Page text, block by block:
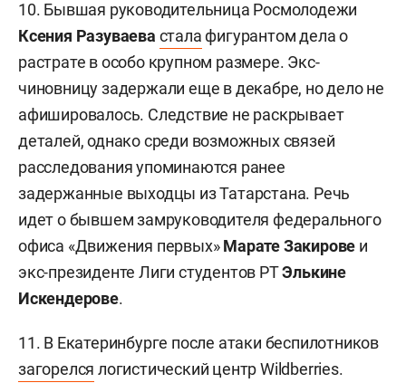
10. Бывшая руководительница Росмолодежи
Ксения Разуваева стала фигурантом дела о
растрате в особо крупном размере. Экс-
чиновницу задержали еще в декабре, но дело не
афишировалось. Следствие не раскрывает
деталей, однако среди возможных связей
расследования упоминаются ранее
задержанные выходцы из Татарстана. Речь
идет о бывшем замруководителя федерального
офиса «Движения первых»Марате Закирове и
экс-президенте Лиги студентов РТЭлькине
Искендерове.
11. В Екатеринбурге после атаки беспилотников
загорелся логистический центр Wildberries.